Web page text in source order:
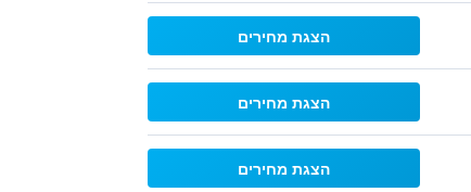
הצגת מחירים
הצגת מחירים
הצגת מחירים